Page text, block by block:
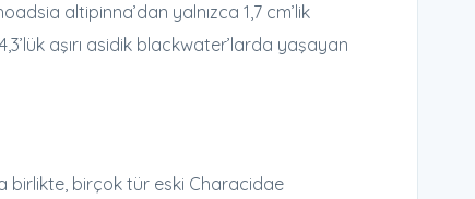
altipinna’dan yalnızca 1,7 cm’lik
aşırı asidik blackwater’larda yaşayan
birlikte, birçok tür eski Characidae